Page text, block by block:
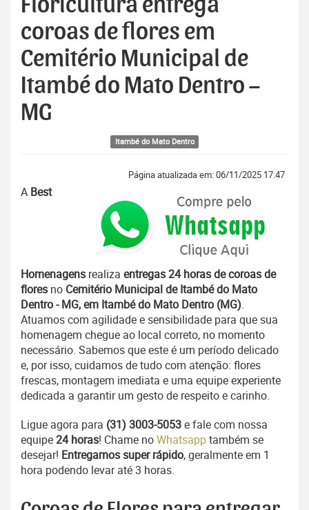
Floricultura entrega
coroas de flores em
Cemitério Municipal de
Itambé do Mato Dentro –
MG
Itambé do Mato Dentro
Página atualizada em: 06/11/2025 17:47
A Best
Homenagens realiza entregas 24 horas de coroas de
flores no Cemitério Municipal de Itambé do Mato
Dentro - MG, em Itambé do Mato Dentro (MG).
Atuamos com agilidade e sensibilidade para que sua
homenagem chegue ao local correto, no momento
necessário. Sabemos que este é um período delicado
e, por isso, cuidamos de tudo com atenção: flores
frescas, montagem imediata e uma equipe experiente
dedicada a garantir um gesto de respeito e carinho.
Ligue agora para (31) 3003-5053e fale com nossa
equipe24 horas! Chame noWhatsapptambém se
desejar! Entregamos super rápido, geralmente em 1
hora podendo levar até 3 horas.